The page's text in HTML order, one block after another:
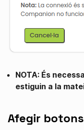
NOTA: És
estiguin a la
Afegir botons